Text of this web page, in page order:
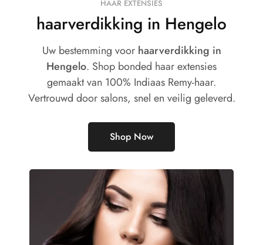
HAAR EXTENSIES
haarverdikking in Hengelo
Uw bestemming voorhaarverdikking in
Hengelo. Shop bonded haar extensies
gemaakt van 100% Indiaas Remy-haar.
Vertrouwd door salons, snel en veilig geleverd.
Shop Now